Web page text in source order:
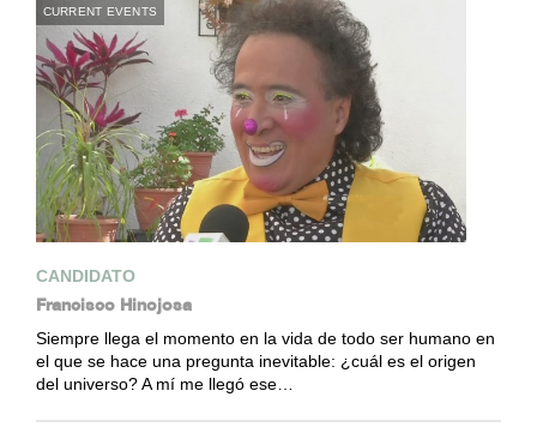
CURRENT EVENTS
CANDIDATO
Francisco Hinojosa
Siempre llega el momento en la vida de todo ser humano en
el que se hace una pregunta inevitable: ¿cuál es el origen
del universo? A mí me llegó ese…